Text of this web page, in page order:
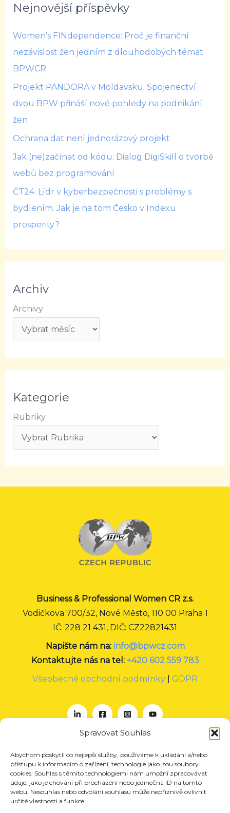
Spravovat Souhlas
Abychom poskytli co nejlepší služby, používáme k ukládání a/nebo
přístupu k informacím o zařízení, technologie jako jsou soubory
cookies. Souhlas s těmito technologiemi nám umožní zpracovávat
údaje, jako je chování při procházení nebo jedinečná ID na tomto
webu. Nesouhlas nebo odvolání souhlasu může nepříznivě ovlivnit
určité vlastnosti a funkce.
Nejnovější příspěvky
Women’s FINdependence: Proč je finanční
nezávislost žen jedním z dlouhodobých témat
BPWCR
Projekt PANDORA v Moldavsku: Spojenectví
dvou BPW přináší nové pohledy na podnikání
žen
Ochrana dat není jednorázový projekt
Jak (ne)začínat od kódu: Dialog DigiSkill o tvorbě
webů bez programování
ČT24: Lídr v kyberbezpečnosti s problémy s
bydlením. Jak je na tom Česko v Indexu
prosperity?
Archiv
Archivy
Kategorie
Rubriky
Business & Professional Women CR z.s.
Vodičkova 700/32, Nové Město, 110 00 Praha 1
IČ: 228 21 431, DIČ: CZ22821431
Napište nám na: info@bpwcz.com
Kontaktujte nás na tel: +420 602 559 783
Všeobecné obchodní podmínky
GDPR
O nás
Projekty
Členství